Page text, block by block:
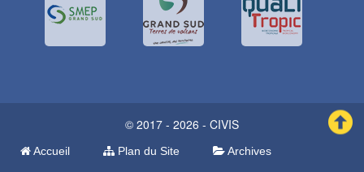
© 2017 - 2026 - CIVIS
Accueil Plan du Site Archives